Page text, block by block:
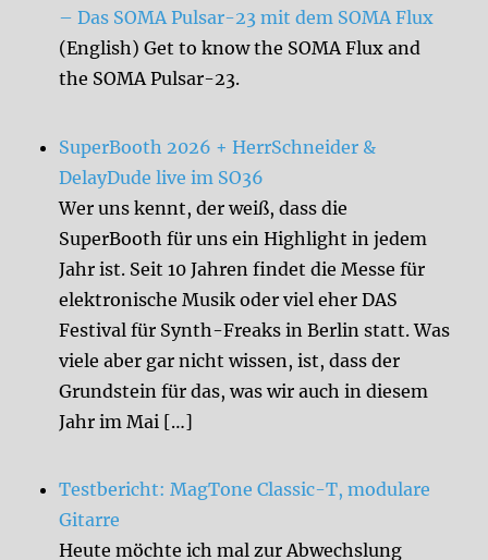
– Das SOMA Pulsar-23 mit dem SOMA Flux
(English) Get to know the SOMA Flux and
the SOMA Pulsar-23.
SuperBooth 2026 + HerrSchneider &
DelayDude live im SO36
Wer uns kennt, der weiß, dass die
SuperBooth für uns ein Highlight in jedem
Jahr ist. Seit 10 Jahren findet die Messe für
elektronische Musik oder viel eher DAS
Festival für Synth-Freaks in Berlin statt. Was
viele aber gar nicht wissen, ist, dass der
Grundstein für das, was wir auch in diesem
Jahr im Mai […]
Testbericht: MagTone Classic-T, modulare
Gitarre
Heute möchte ich mal zur Abwechslung